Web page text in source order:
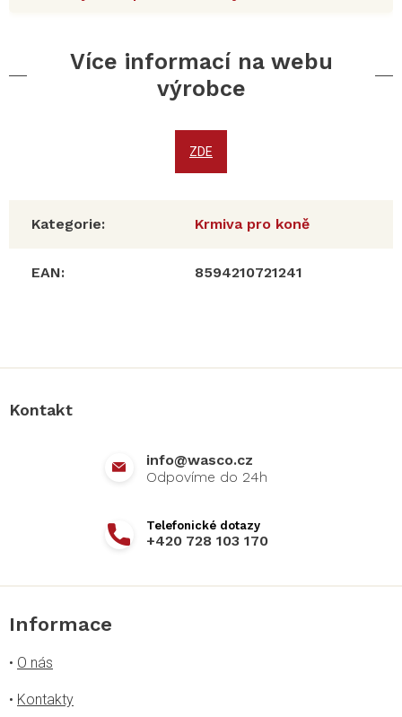
Více informací na webu
výrobce
ZDE
Kategorie: Krmiva pro koně
EAN: 8594210721241
Kontakt
info@wasco.cz
+420 728 103 170
Informace
• O nás
• Kontakty